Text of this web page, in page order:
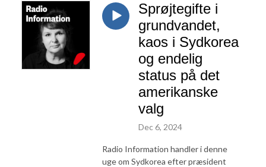
Sprøjtegifte i
grundvandet,
kaos i Sydkorea
og endelig
status på det
amerikanske
valg
Dec 6, 2024
Radio Information handler i denne
uge om Sydkorea efter præsident